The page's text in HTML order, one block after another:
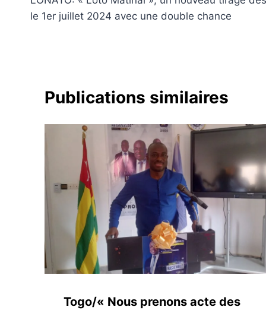
de
le 1er juillet 2024 avec une double chance
Publications similaires
Togo/« Nous prenons acte des